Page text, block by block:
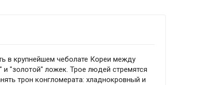
в крупнейшем чеболате Кореи между
и "золотой" ложек. Трое людей стремятся
трон конгломерата: хладнокровный и